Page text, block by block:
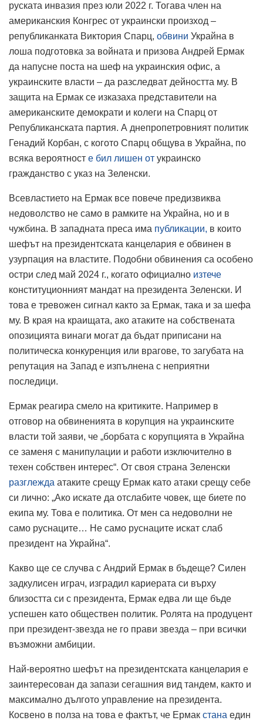
руската инвазия през юли 2022 г. Тогава член на
американския Конгрес от украински произход –
републиканката Виктория Спарц, обвини Украйна в
лоша подготовка за войната и призова Андрей Ермак
да напусне поста на шеф на украинския офис, а
украинските власти – да разследват дейността му. В
защита на Ермак се изказаха представители на
американските демократи и колеги на Спарц от
Републиканската партия. А днепропетровният политик
Генадий Корбан, с когото Спарц общува в Украйна, по
всяка вероятност е бил лишен от украинско
гражданство с указ на Зеленски.
Всевластието на Ермак все повече предизвиква
недоволство не само в рамките на Украйна, но и в
чужбина. В западната преса има публикации, в които
шефът на президентската канцелария е обвинен в
узурпация на властите. Подобни обвинения са особено
остри след май 2024 г., когато официално изтече
конституционният мандат на президента Зеленски. И
това е тревожен сигнал както за Ермак, така и за шефа
му. В края на краищата, ако атаките на собствената
опозицията винаги могат да бъдат приписани на
политическа конкуренция или врагове, то загубата на
репутация на Запад е изпълнена с неприятни
последици.
Ермак реагира смело на критиките. Например в
отговор на обвиненията в корупция на украинските
власти той заяви, че „борбата с корупцията в Украйна
се заменя с манипулации и работи изключително в
техен собствен интерес“. От своя страна Зеленски
разглежда атаките срещу Ермак като атаки срещу себе
си лично: „Ако искате да отслабите човек, ще биете по
екипа му. Това е политика. От мен са недоволни не
само руснаците… Не само руснаците искат слаб
президент на Украйна“.
Какво ще се случва с Андрий Ермак в бъдеще? Силен
задкулисен играч, изградил кариерата си върху
близостта си с президента, Ермак едва ли ще бъде
успешен като обществен политик. Ролята на продуцент
при президент-звезда не го прави звезда – при всички
възможни амбиции.
Най-вероятно шефът на президентската канцелария е
заинтересован да запази сегашния вид тандем, както и
максимално дългото управление на президента.
Косвено в полза на това е фактът, че Ермак стана един